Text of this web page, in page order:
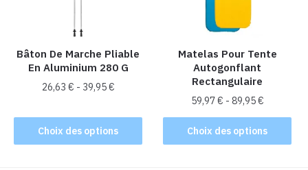
sur
la
page
du
choisies
sur
la
page
du
produit
Bâton De Marche Pliable
En Aluminium 280 G
26,63 € - 39,95€
Choix des options
produit
a
Matelas Pour Tente
Autogonflant
Rectangulaire
59,97€ - 89,95€
Choix des options
Ce
produit